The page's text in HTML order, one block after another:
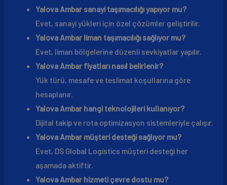
Yalova Ambar sanayi taşımacılığı yapıyor mu?
Evet, sanayi yükleri için özel çözümler geliştirilir.
Yalova Ambar liman taşımacılığı sağlıyor mu?
Evet, liman bölgelerine düzenli sevkiyatlar yapılır.
Yalova Ambar fiyatları nasıl belirlenir?
Yük türü, mesafe ve teslimat koşullarına göre
hesaplanır.
Yalova Ambar hangi teknolojileri kullanıyor?
Dijital takip ve rota optimizasyon sistemleriyle çalışır.
Yalova Ambar müşteri desteği sağlıyor mu?
Evet, DS Global Logistics müşteri desteği her
aşamada aktiftir.
Yalova Ambar hizmeti çevre dostu mu?